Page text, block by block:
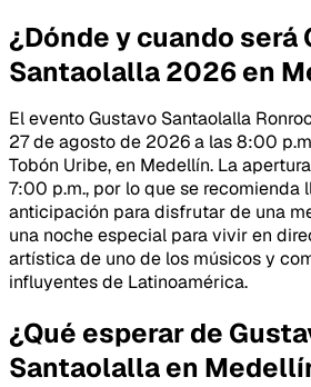
¿Dónde y cuando será
Santaolalla 2026 en
El evento Gustavo Santaolalla
27 de agosto de 2026 a las 8:00
Tobón Uribe, en Medellín. La
7:00 p.m., por lo que se recomienda
anticipación para disfrutar de una
una noche especial para vivir en
artística de uno de los músicos y
influyentes de Latinoamérica.
¿Qué esperar de
Santaolalla en